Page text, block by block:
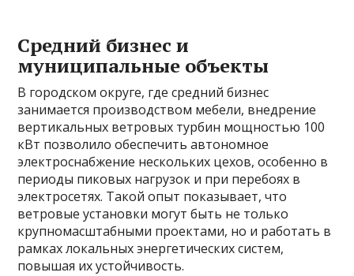
Средний бизнес и
муниципальные объекты
В городском округе, где средний бизнес
занимается производством мебели, внедрение
вертикальных ветровых турбин мощностью 100
кВт позволило обеспечить автономное
электроснабжение нескольких цехов, особенно в
периоды пиковых нагрузок и при перебоях в
электросетях. Такой опыт показывает, что
ветровые установки могут быть не только
крупномасштабными проектами, но и работать в
рамках локальных энергетических систем,
повышая их устойчивость.